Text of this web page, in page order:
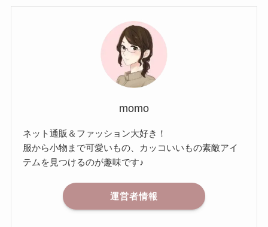
momo
ネット通販＆ファッション大好き！
服から小物まで可愛いもの、カッコいいもの素敵アイ
テムを見つけるのが趣味です♪
運営者情報